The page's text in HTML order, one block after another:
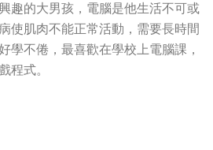
趣的大男孩，電腦是他生活不可或
使肌肉不能正常活動，需要長時間
學不倦，最喜歡在學校上電腦課，
程式。